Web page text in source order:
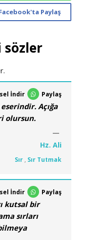
Paylaş
sözler
İndir Paylaş
Açığa
olursun.
Hz. Ali
Sır , Sır Tutmak
İndir Paylaş
kutsal bir
sırları